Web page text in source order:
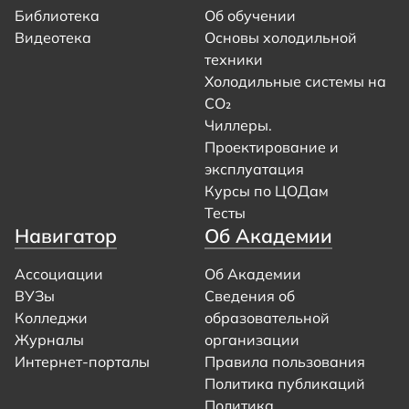
Библиотека
Видеотека
Об обучении
Основы холодильной
техники
Холодильные системы на
CO₂
Чиллеры.
Проектирование и
эксплуатация
Курсы по ЦОДам
Тесты
Навигатор
Ассоциации
ВУЗы
Колледжи
Журналы
Интернет-порталы
Об Академии
Об Академии
Сведения об
образовательной
организации
Правила пользования
Политика публикаций
Политика